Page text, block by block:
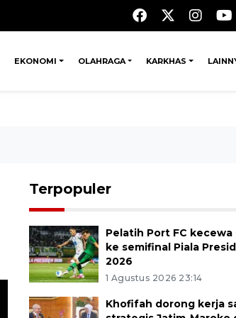
EKONOMI OLAHRAGA KARKHAS
Terpopuler
Pelatih Port FC kecewa
ke semifinal Piala
2026
1 Agustus 2026 23:14
Khofifah dorong kerja